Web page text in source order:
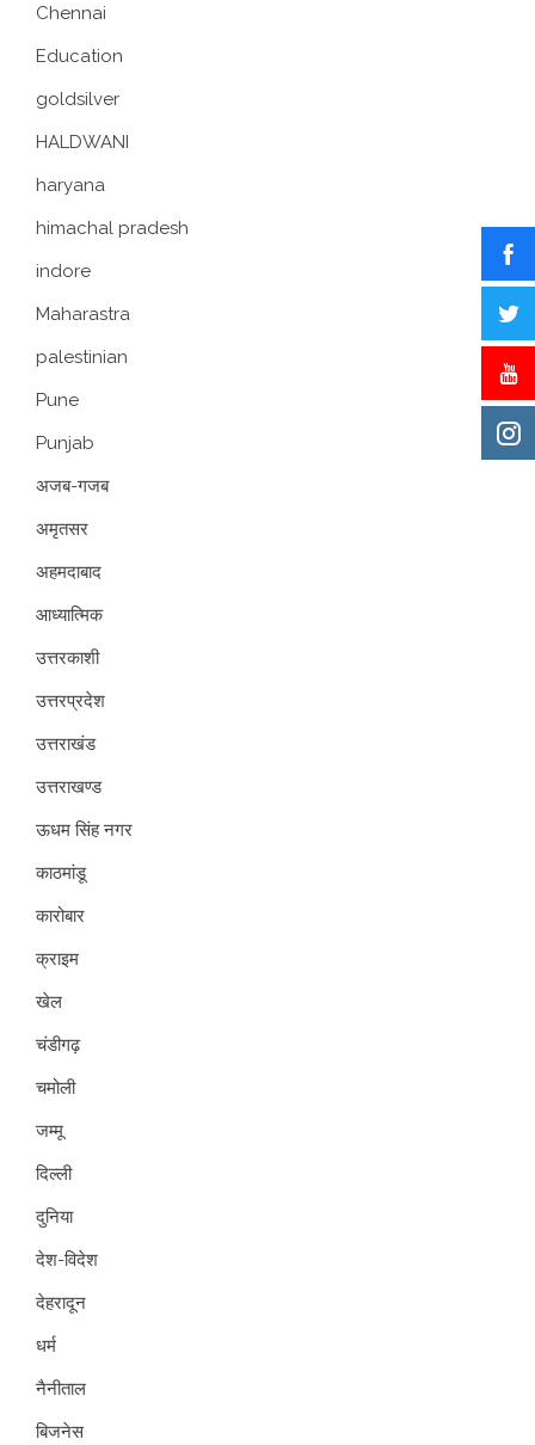
Chennai
Education
goldsilver
HALDWANI
haryana
himachal pradesh
indore
Maharastra
palestinian
Pune
Punjab
अजब-गजब
अमृतसर
अहमदाबाद
आध्यात्मिक
उत्तरकाशी
उत्तरप्रदेश
उत्तराखंड
उत्तराखण्ड
ऊधम सिंह नगर
काठमांडू
कारोबार
क्राइम
खेल
चंडीगढ़
चमोली
जम्मू
दिल्ली
दुनिया
देश-विदेश
देहरादून
धर्म
नैनीताल
बिजनेस